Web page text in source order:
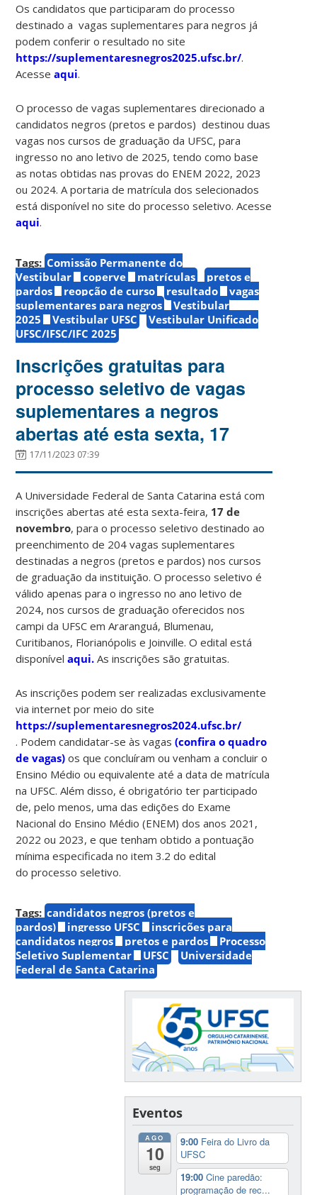
Os candidatos que participaram do processo
destinado a vagas suplementares para negros já
podem conferir o resultado no site
https://suplementaresnegros2025.ufsc.br/.
Acesseaqui.
O processo de vagas suplementares direcionado a
candidatos negros (pretos e pardos) destinou duas
vagas nos cursos de graduação da UFSC, para
ingresso no ano letivo de 2025, tendo como base
as notas obtidas nas provas do ENEM 2022, 2023
ou 2024. A portaria de matrícula dos selecionados
está disponível no site do processo seletivo. Acesse
aqui.
Tags: Comissão Permanente do
Vestibular
coperve matrículas
pretos e
pardos
reopção de curso resultado
vagas
suplementares para negros
Vestibular
2025
Vestibular UFSC
Vestibular Unificado
UFSC/IFSC/IFC 2025
Inscrições gratuitas para
processo seletivo de vagas
suplementares a negros
abertas até esta sexta, 17
17/11/2023 07:39
A Universidade Federal de Santa Catarina está com
inscrições abertas até esta sexta-feira, 17 de
novembro, para o processo seletivo destinado ao
preenchimento de 204 vagas suplementares
destinadas a negros (pretos e pardos) nos cursos
de graduação da instituição. O processo seletivo é
válido apenas para o ingresso no ano letivo de
2024, nos cursos de graduação oferecidos nos
campi da UFSC em Araranguá, Blumenau,
Curitibanos, Florianópolis e Joinville. O edital está
disponívelaqui. As inscrições são gratuitas.
As inscrições podem ser realizadas exclusivamente
via internet por meio do site
https://suplementaresnegros2024.ufsc.br/
. Podem candidatar-se às vagas(confira o quadro
de vagas) os que concluíram ou venham a concluir o
Ensino Médio ou equivalente até a data de matrícula
na UFSC. Além disso, é obrigatório ter participado
de, pelo menos, uma das edições do Exame
Nacional do Ensino Médio (ENEM) dos anos 2021,
2022 ou 2023, e que tenham obtido a pontuação
mínima especificada no item 3.2 do edital
do processo seletivo.
Tags: candidatos negros (pretos e
pardos)
ingresso UFSC
inscrições para
candidatos negros
pretos e pardos
Processo
Seletivo Suplementar
UFSC
Universidade
Federal de Santa Catarina
Eventos
AGO
10
seg
9:00 Feira do Livro da
UFSC
19:00Cine paredão:
programação de rec...